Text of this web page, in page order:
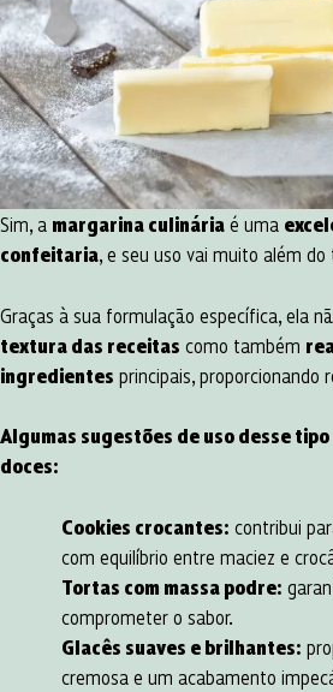
Sim, a margarina culinária é uma
confeitaria, e seu uso vai muito além do
Graças à sua formulação específica, ela
textura das receitas como também
ingredientes principais, proporcionando
Algumas sugestões de uso desse
doces:
Cookies crocantes: contribui
com equilíbrio entre maciez e
Tortas com massa podre:
comprometer o sabor.
Glacês suaves e brilhantes:
cremosa e um acabamento